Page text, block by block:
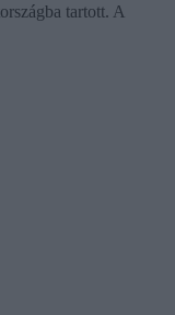
tartott. A